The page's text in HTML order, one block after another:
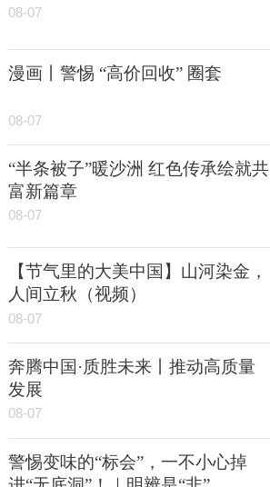
08-07
漫画丨警惕 “高价回收” 圈套
08-07
“半条被子”暖沙洲 红色传承绘就共
富新篇章
08-07
【节气里的大美中国】山河染金，
人间立秋（视频）
08-07
奔腾中国·质胜未来丨推动高质量
发展
08-07
警惕变味的“标会”，一不小心掉